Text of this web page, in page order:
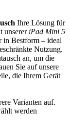
Ihre Lösung für
unserer iPad Mini 5
Bestform – ideal
Nutzung.
an, um die
Sie auf unsere
die Ihrem Gerät
Varianten auf.
werden